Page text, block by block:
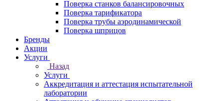
Поверка станков балансировочных
Поверка тарификатора
Поверка трубы аэродинамической
Поверка шприцов
Бренды
Акции
Услуги
Назад
Услуги
Аккредитация и аттестация испытательной
лаборатории